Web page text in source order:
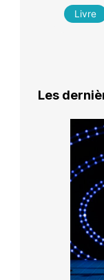
Livre
Les